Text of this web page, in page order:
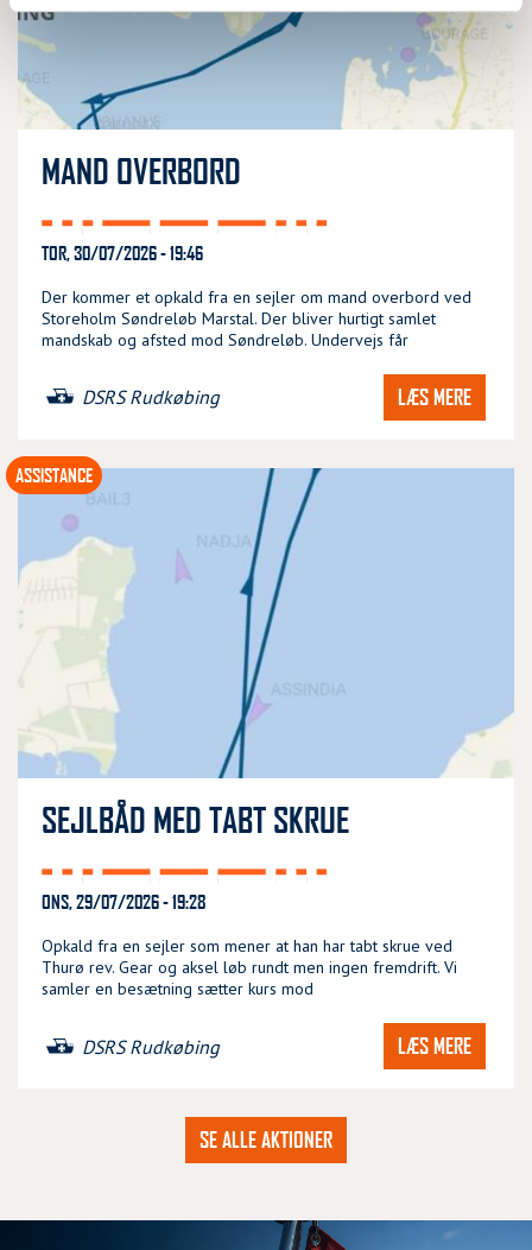
MAND OVERBORD
TOR, 30/07/2026 - 19:46
Der kommer et opkald fra en sejler om mand overbord ved
Storeholm Søndreløb Marstal. Der bliver hurtigt samlet
mandskab og afsted mod Søndreløb. Undervejs får
DSRS Rudkøbing LÆS MERE
SEJLBÅD MED TABT SKRUE
ONS, 29/07/2026 - 19:28
Opkald fra en sejler som mener at han har tabt skrue ved
Thurø rev. Gear og aksel løb rundt men ingen fremdrift. Vi
samler en besætning sætter kurs mod
DSRS Rudkøbing LÆS MERE
ASSISTANCE
SE ALLE AKTIONER